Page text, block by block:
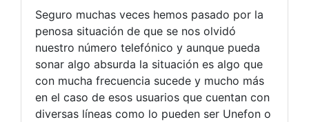
Seguro muchas veces hemos pasado por la
penosa situación de que se nos olvidó
nuestro número telefónico y aunque pueda
sonar algo absurda la situación es algo que
con mucha frecuencia sucede y mucho más
en el caso de esos usuarios que cuentan con
diversas líneas como lo pueden ser Unefon o